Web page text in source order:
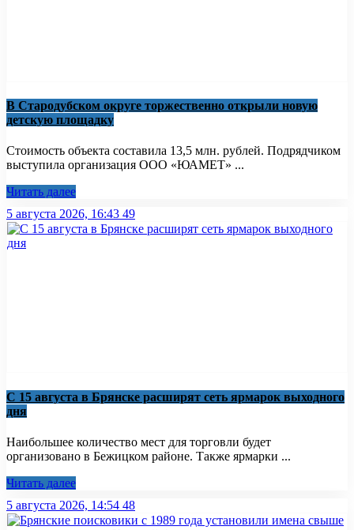
В Стародубском округе торжественно открыли новую
детскую площадку
Стоимость объекта составила 13,5 млн. рублей. Подрядчиком
выступила организация ООО «ЮАМЕТ» ...
Читать далее
5 августа 2026, 16:43 49
С 15 августа в Брянске расширят сеть ярмарок выходного
дня
Наибольшее количество мест для торговли будет
организовано в Бежицком районе. Также ярмарки ...
Читать далее
5 августа 2026, 14:54 48